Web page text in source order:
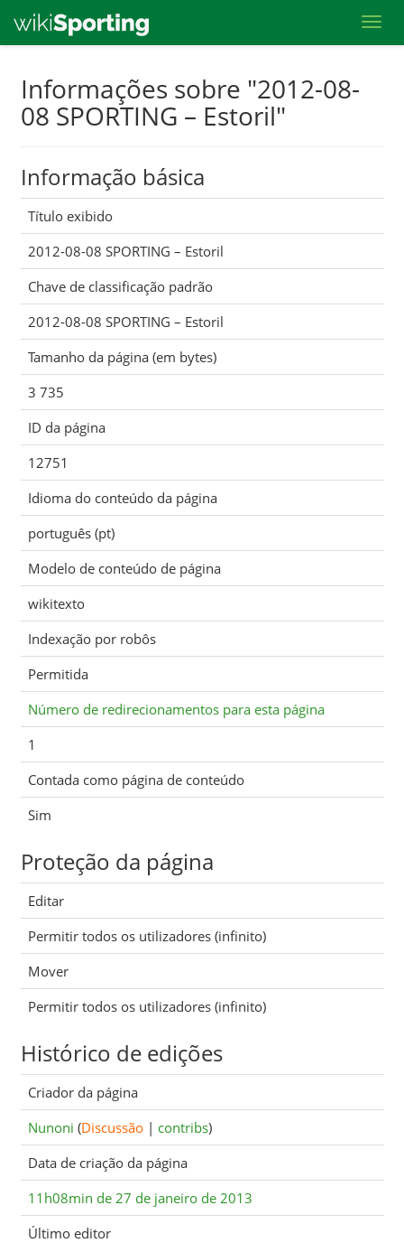
main
Informações sobre "2012-08-
08 SPORTING – Estoril"
Informação básica
Título exibido
2012-08-08 SPORTING – Estoril
Chave de classificação padrão
2012-08-08 SPORTING – Estoril
Tamanho da página (em bytes)
3 735
ID da página
12751
Idioma do conteúdo da página
português (pt)
Modelo de conteúdo de página
wikitexto
Indexação por robôs
Permitida
Número de redirecionamentos para esta página
1
Contada como página de conteúdo
Sim
Proteção da página
Editar
Permitir todos os utilizadores (infinito)
Mover
Permitir todos os utilizadores (infinito)
Histórico de edições
Criador da página
Nunoni (Discussão| contribs)
Data de criação da página
11h08min de 27 de janeiro de 2013
Último editor